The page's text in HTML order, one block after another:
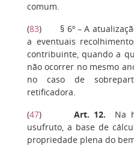
comum.
(83) § 6º – A
a eventuais
contribuinte, quando a
não ocorrer no mesmo
no caso de
retificadora.
(47) Art. 12. Na
usufruto, a base de
propriedade plena do